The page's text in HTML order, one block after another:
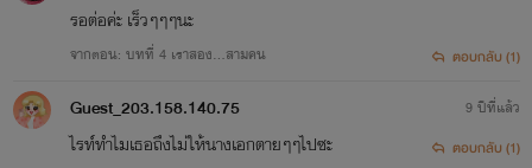
รอต่อค่ะ เร็วๆๆๆนะ
จากตอน: บทที่ 4 เราสอง...สามคน ตอบกลับ (1)
Guest_203.158.140.75
ไรท์ทำไมเธอถึงไม่ให้นางเอกตายๆๆไปซะ
9 ปีที่แล้ว
ตอบกลับ (1)